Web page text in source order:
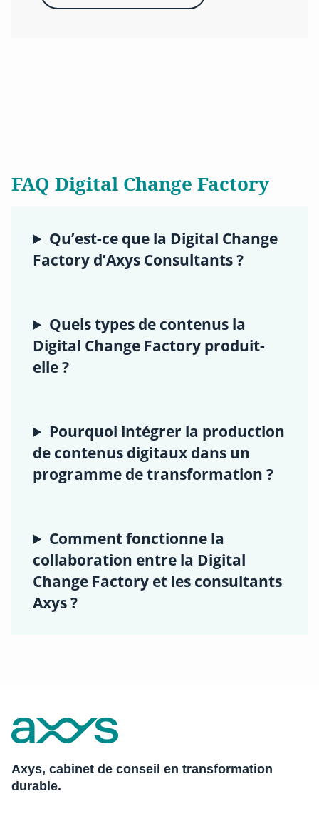
FAQ Digital Change Factory
Qu’est-ce que la Digital Change
Factory d’Axys Consultants ?
Quels types de contenus la
Digital Change Factory produit-
elle ?
Pourquoi intégrer la production
de contenus digitaux dans un
programme de transformation ?
Comment fonctionne la
collaboration entre la Digital
Change Factory et les consultants
Axys ?
Axys, cabinet de conseil en transformation
durable.